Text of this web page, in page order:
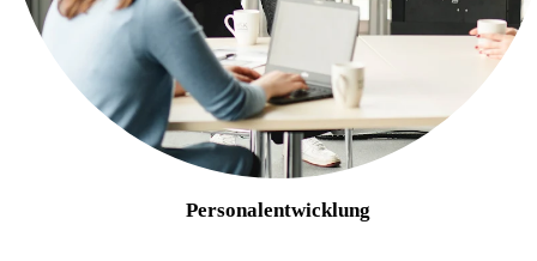
Personalentwicklung